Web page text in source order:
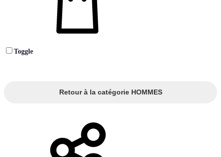
Toggle
Retour à la catégorie HOMMES